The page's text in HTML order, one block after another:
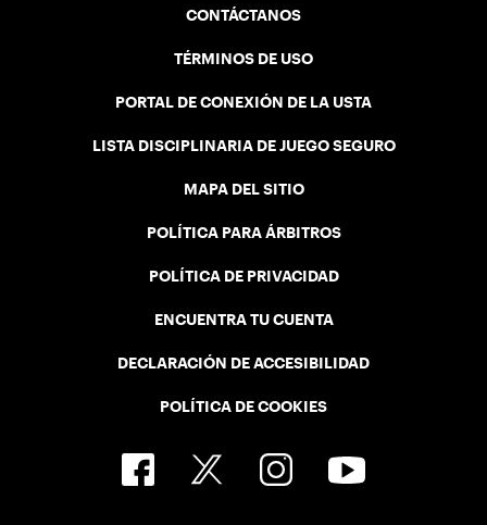
CONTÁCTANOS
TÉRMINOS DE USO
PORTAL DE CONEXIÓN DE LA USTA
LISTA DISCIPLINARIA DE JUEGO SEGURO
MAPA DEL SITIO
POLÍTICA PARA ÁRBITROS
POLÍTICA DE PRIVACIDAD
ENCUENTRA TU CUENTA
DECLARACIÓN DE ACCESIBILIDAD
POLÍTICA DE COOKIES